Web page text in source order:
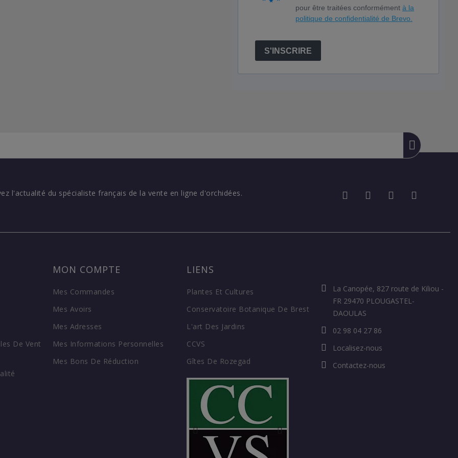
pour être traitées conformément à la
politique de confidentialité de Brevo.
S'INSCRIRE
l'actualité du spécialiste français de la vente en ligne d'orchidées.
De Vent
MON COMPTE
Mes Commandes
Mes Avoirs
Mes Adresses
Mes Informations Personnelles
Mes Bons De Réduction
LIENS
Plantes Et Cultures
Conservatoire Botanique De Brest
L'art Des Jardins
CCVS
Gîtes De Rozegad
La Canopée, 827 route de Kiliou -
FR 29470 PLOUGASTEL-
DAOULAS
02 98 04 27 86
Localisez-nous
Contactez-nous